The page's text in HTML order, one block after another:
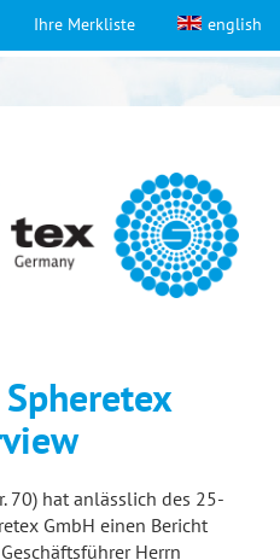
english
Ihre Merkliste
70) hat anlässlich des 25-
GmbH einen Bericht
Herrn